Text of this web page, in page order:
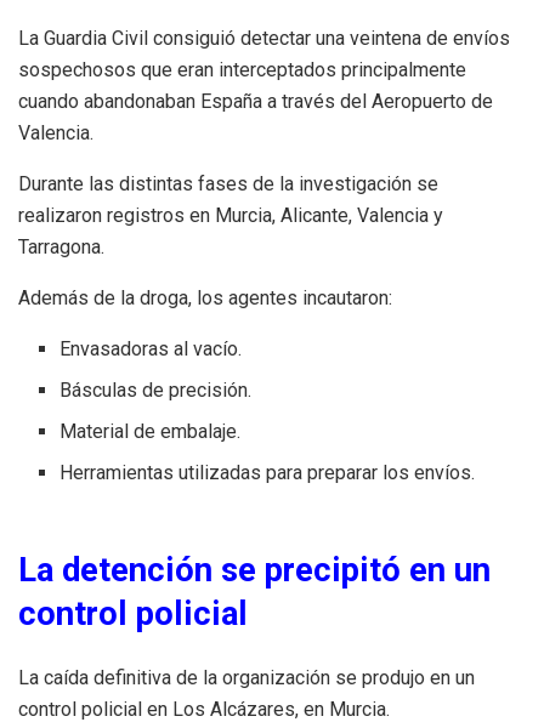
La Guardia Civil consiguió detectar una veintena de envíos
sospechosos que eran interceptados principalmente
cuando abandonaban España a través del Aeropuerto de
Valencia.
Durante las distintas fases de la investigación se
realizaron registros en Murcia, Alicante, Valencia y
Tarragona.
Además de la droga, los agentes incautaron:
Envasadoras al vacío.
Básculas de precisión.
Material de embalaje.
Herramientas utilizadas para preparar los envíos.
La detención se precipitó en un
control policial
La caída definitiva de la organización se produjo en un
control policial en Los Alcázares, en Murcia.